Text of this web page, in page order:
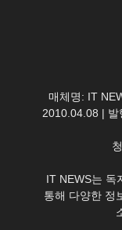
매체명: IT
2010.04.08 | 발
IT NEWS는 독
통해 다양한 정